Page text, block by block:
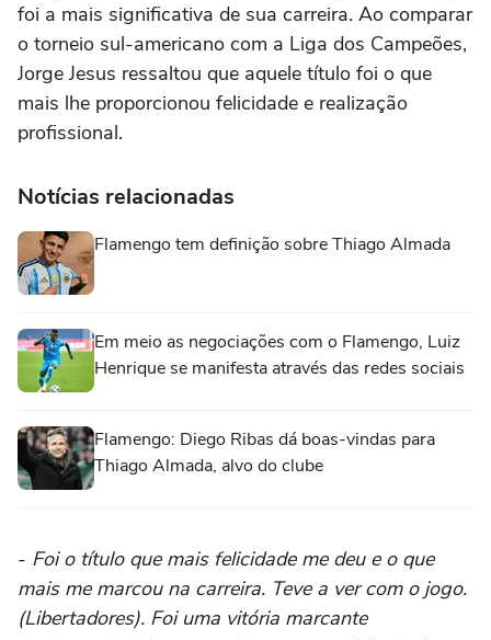
foi a mais significativa de sua carreira. Ao comparar
o torneio sul-americano com a Liga dos Campeões,
Jorge Jesus ressaltou que aquele título foi o que
mais lhe proporcionou felicidade e realização
profissional.
Notícias relacionadas
Flamengo tem definição sobre Thiago Almada
Em meio as negociações com o Flamengo, Luiz
Henrique se manifesta através das redes sociais
Flamengo: Diego Ribas dá boas-vindas para
Thiago Almada, alvo do clube
- Foi o título que mais felicidade me deu e o que
mais me marcou na carreira. Teve a ver com o jogo.
(Libertadores). Foi uma vitória marcante